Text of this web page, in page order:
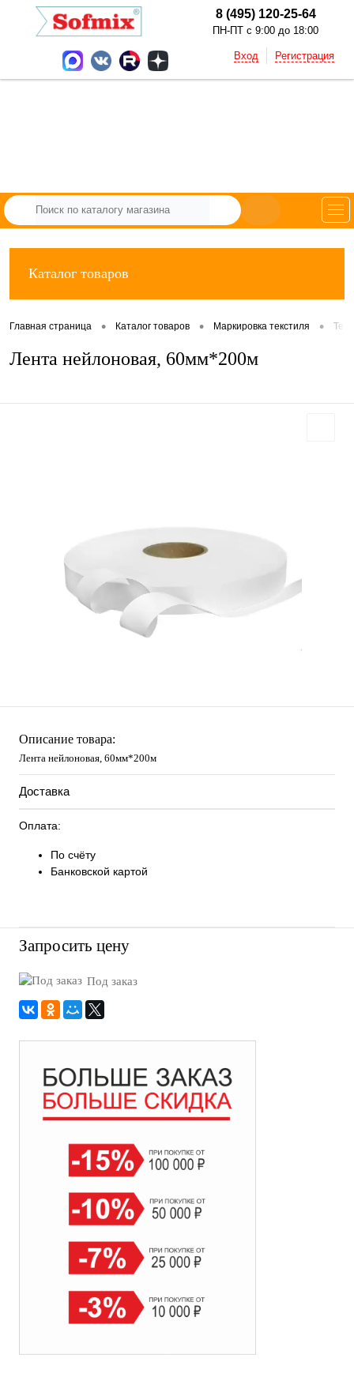
8 (495) 120-25-64
ПН-ПТ с 9:00 до 18:00
Вход Регистрация
Каталог товаров
Главная страница • Каталог товаров • Маркировка текстиля •
Лента нейлоновая, 60мм*200м
Описание товара:
Лента нейлоновая, 60мм*200м
Доставка
Оплата:
По счёту
Банковской картой
Запросить цену
Под заказ